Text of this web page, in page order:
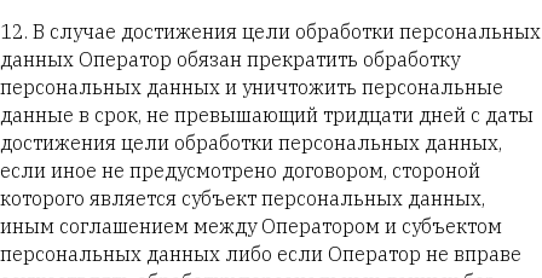
12. В случае достижения цели обработки персональных
данных Оператор обязан прекратить обработку
персональных данных и уничтожить персональные
данные в срок, не превышающий тридцати дней с даты
достижения цели обработки персональных данных,
если иное не предусмотрено договором, стороной
которого является субъект персональных данных,
иным соглашением между Оператором и субъектом
персональных данных либо если Оператор не вправе